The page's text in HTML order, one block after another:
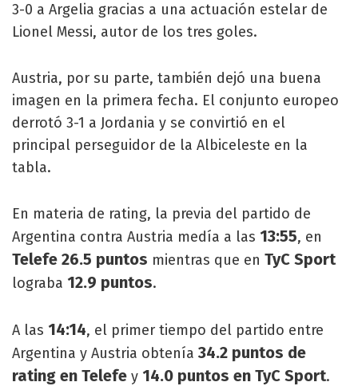
3-0 a Argelia gracias a una actuación estelar de
Lionel Messi, autor de los tres goles.
Austria, por su parte, también dejó una buena
imagen en la primera fecha. El conjunto europeo
derrotó 3-1 a Jordania y se convirtió en el
principal perseguidor de la Albiceleste en la
tabla.
En materia de rating, la previa del partido de
Argentina contra Austria medía a las 13:55, en
Telefe 26.5 puntos mientras que en TyC Sport
lograba 12.9 puntos.
A las 14:14, el primer tiempo del partido entre
Argentina y Austria obtenía 34.2 puntos de
rating en Telefe y 14.0 puntos en TyC Sport.